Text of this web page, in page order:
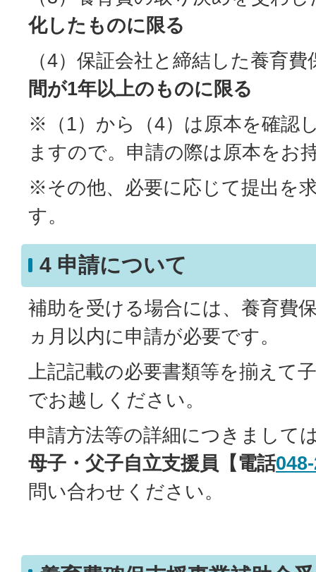
化したものに限る
（4）保証会社と締結した養育費
間が1年以上のものに限る
※（1）から（4）は原本を確認
ますので。申請の際は原本をお
※その他、必要に応じて提出を
す。
4 申請について
補助を受ける場合には、養育費
ヵ月以内に申請が必要です。
上記記載の必要書類等を揃えて
でお越しください。
申請方法等の詳細につきまして
母子・父子自立支援員【電話
問い合わせください。